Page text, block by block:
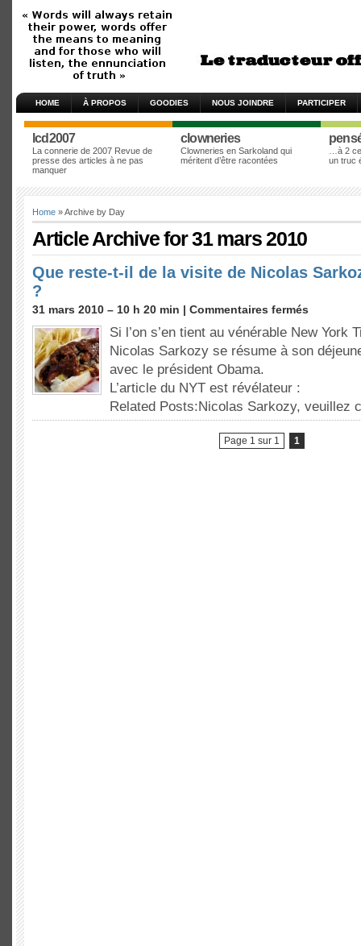
HOME À PROPOS GOODIES NOUS JOINDRE PARTICIPER
lcd2007
La connerie de 2007 Revue de
presse des articles à ne pas
manquer
clowneries
Clowneries en Sarkoland qui
méritent d’être racontées
…à 2
un truc
Home » Archive by Day
Article Archive for 31 mars 2010
Que reste-t-il de la visite de Nicolas
?
31 mars 2010 – 10 h 20 min | Commentaires fermés
Si l’on s’en tient au vénérable New York
Nicolas Sarkozy se résume à son
avec le président Obama.
L’article du NYT est révélateur :
Related Posts:Nicolas Sarkozy, veuillez
Page 1 sur 1 1